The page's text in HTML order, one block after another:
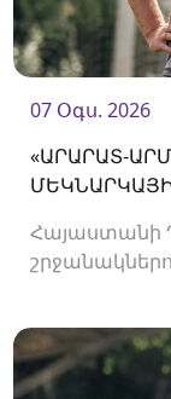
07 Օգս. 2026
«ԱՐԱՐԱՏ-
Հայաստանի